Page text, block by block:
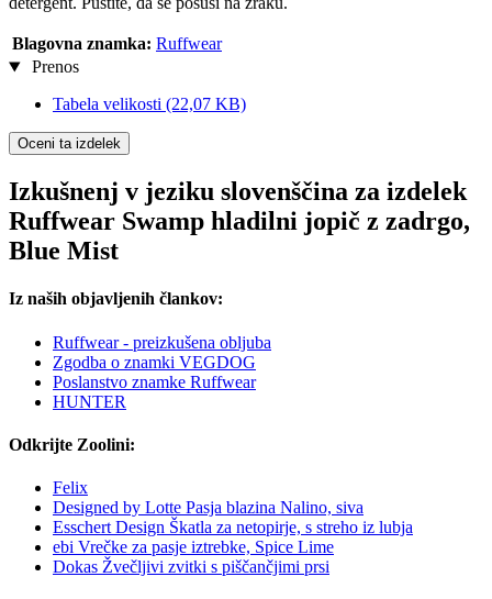
Blagovna znamka: Ruffwear
Prenos
Tabela velikosti (22,07 KB)
Oceni ta izdelek
Izkušnenj v jeziku slovenščina za izdelek
Ruffwear Swamp hladilni jopič z zadrgo,
Blue Mist
Iz naših objavljenih člankov:
Ruffwear - preizkušena obljuba
Zgodba o znamki VEGDOG
Poslanstvo znamke Ruffwear
HUNTER
Odkrijte Zoolini:
Felix
Designed by Lotte Pasja blazina Nalino, siva
Esschert Design Škatla za netopirje, s streho iz lubja
ebi Vrečke za pasje iztrebke, Spice Lime
Dokas Žvečljivi zvitki s piščančjimi prsi